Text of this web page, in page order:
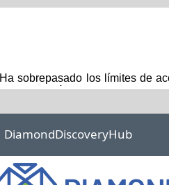
DiamondDiscoveryHub